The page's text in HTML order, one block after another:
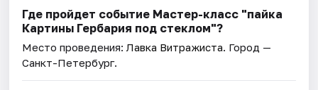
Где пройдет событие Мастер-класс "пайка
Картины Гербария под стеклом"?
Место проведения:Лавка Витражиста. Город —
Санкт-Петербург.